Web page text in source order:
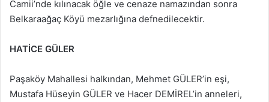
Camii’nde kılınacak öğle ve cenaze namazından sonra
Belkaraağaç Köyü mezarlığına defnedilecektir.
HATİCE GÜLER
Paşaköy Mahallesi halkından, Mehmet GÜLER’in eşi,
Mustafa Hüseyin GÜLER ve Hacer DEMİREL’in anneleri,